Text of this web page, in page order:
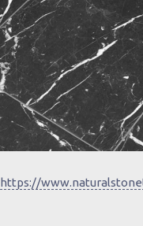
https://